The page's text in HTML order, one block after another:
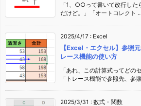
「1、○○って書いて改行した
だけど。」「オートコレクト ...
2025/4/17 : Excel
【Excel・エクセル】参照
レース機能の使い方
「あれ、この計算式ってどの
「トレース機能で参照先、参
2025/3/31 : 数式・関数